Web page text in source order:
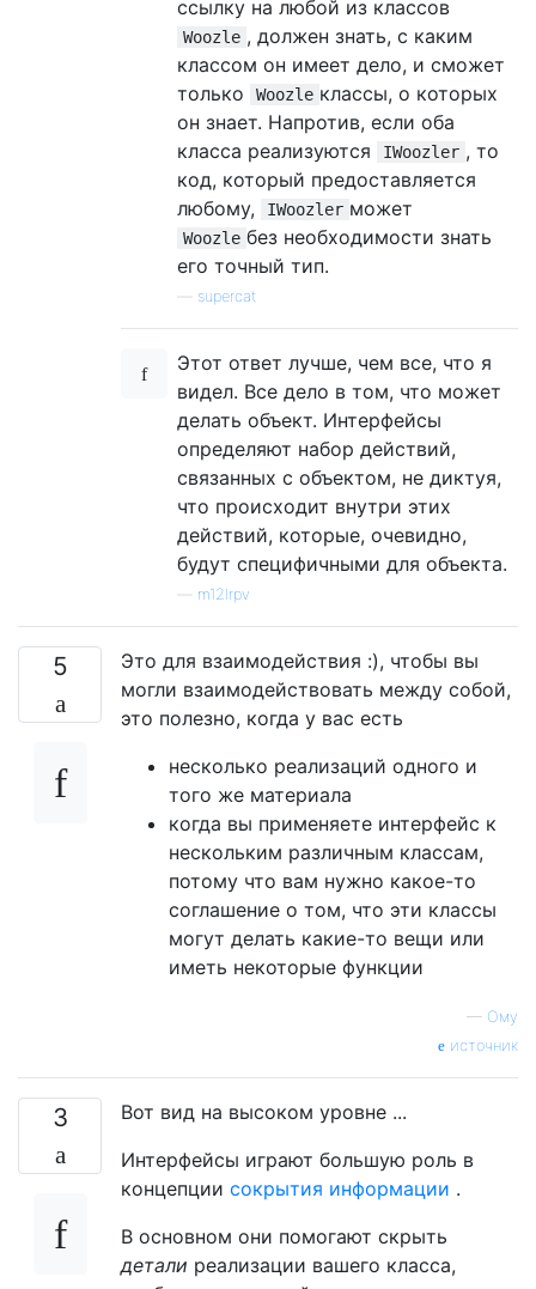
ссылку на любой из классов
Woozle , должен знать, с каким
классом он имеет дело, и сможет
только
Woozle классы, о которых
он знает. Напротив, если оба
класса реализуются
IWoozler , то
код, который предоставляется
любому,
IWoozler может
Woozle без необходимости знать
его точный тип.
supercat
Этот ответ лучше, чем все, что я
видел. Все дело в том, что может
делать объект. Интерфейсы
определяют набор действий,
связанных с объектом, не диктуя,
что происходит внутри этих
действий, которые, очевидно,
будут специфичными для объекта.
m12lrpv
5
Это для взаимодействия :), чтобы вы
могли взаимодействовать между собой,
это полезно, когда у вас есть
несколько реализаций одного и
того же материала
когда вы применяете интерфейс к
нескольким различным классам,
потому что вам нужно какое-то
соглашение о том, что эти классы
могут делать какие-то вещи или
иметь некоторые функции
— Ому
источник
3
Вот вид на высоком уровне ...
Интерфейсы играют большую роль в
концепции сокрытия информации .
В основном они помогают скрыть
детали реализации вашего класса,